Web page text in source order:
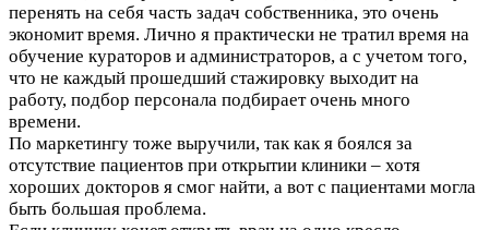
перенять на себя часть задач собственника, это очень
экономит время. Лично я практически не тратил время на
обучение кураторов и администраторов, а с учетом того,
что не каждый прошедший стажировку выходит на
работу, подбор персонала подбирает очень много
времени.
По маркетингу тоже выручили, так как я боялся за
отсутствие пациентов при открытии клиники – хотя
хороших докторов я смог найти, а вот с пациентами могла
быть большая проблема.